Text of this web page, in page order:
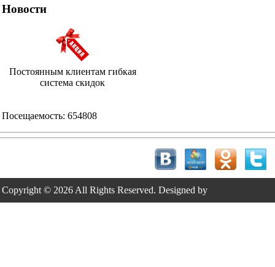
Новости
Постоянным клиентам гибкая
система скидок
Посещаемость: 654808
Copyright © 2026 All Rights Reserved. Designed by